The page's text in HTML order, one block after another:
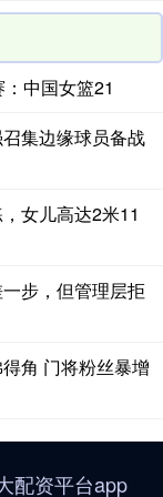
中国女篮21
集边缘球员备战
女儿高达2米11
步，但管理层拒
角 门将粉丝暴增
配资平台app